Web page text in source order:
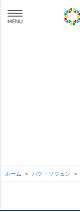
ホーム パク・ソジュン